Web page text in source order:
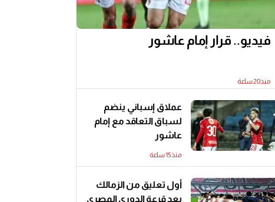
فيديو.. قرار إمام عاشور
منذ20 ساعة
عملاق إسباني ينضم
لسباق التعاقد مع إمام
عاشور
منذ15 ساعة
أول تعليق من الزمالك
بعد قرعة الدوري المصري